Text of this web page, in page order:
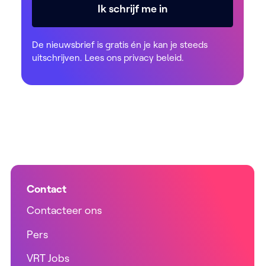
Ik schrijf me in
De nieuwsbrief is gratis én je kan je steeds
uitschrijven. Lees ons privacy beleid.
Contact
Contacteer ons
Pers
VRT Jobs